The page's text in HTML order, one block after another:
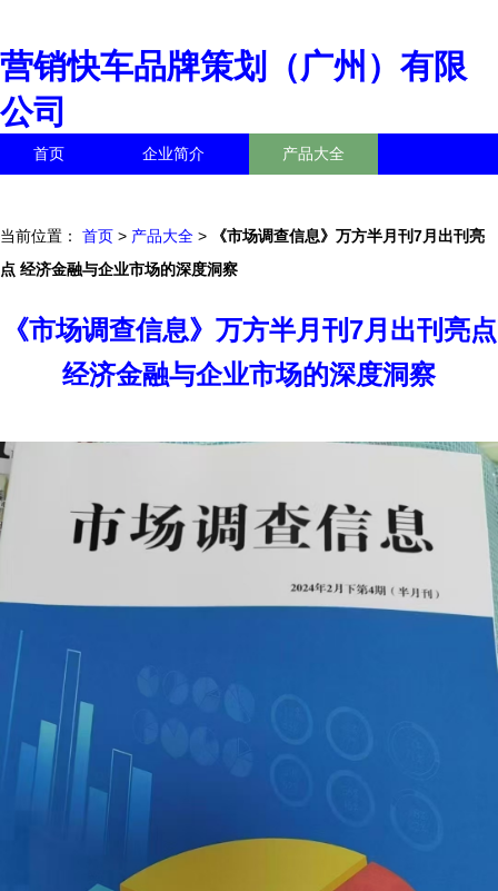
营销快车品牌策划（广州）有限
公司
首页 企业简介 产品大全
当前位置： 首页 > 产品大全 >
《市场调查信息》万方半月刊7月出刊亮
点 经济金融与企业市场的深度洞察
《市场调查信息》万方半月刊7月出刊亮点
经济金融与企业市场的深度洞察